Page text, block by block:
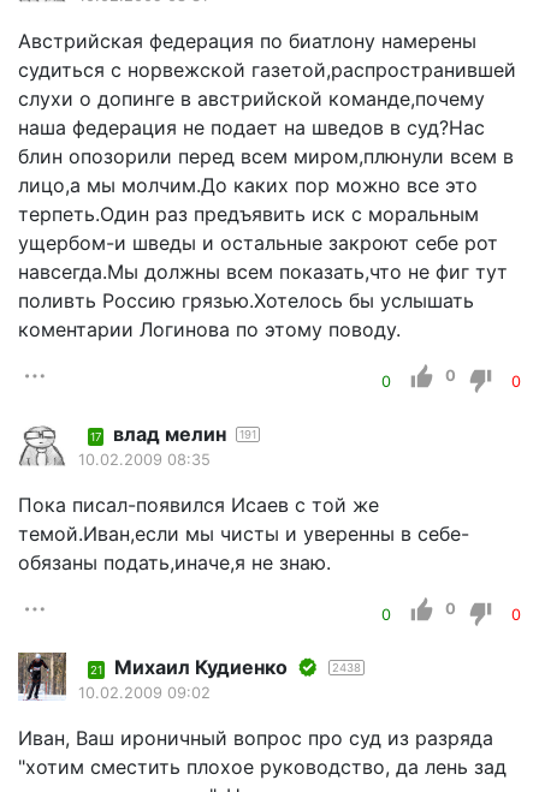
Австрийская федерация по биатлону намерены
судиться с норвежской газетой,распространившей
слухи о допинге в австрийской команде,почему
наша федерация не подает на шведов в суд?Нас
блин опозорили перед всем миром,плюнули всем в
лицо,а мы молчим.До каких пор можно все это
терпеть.Один раз предъявить иск с моральным
ущербом-и шведы и остальные закроют себе рот
навсегда.Мы должны всем показать,что не фиг тут
поливть Россию грязью.Хотелось бы услышать
коментарии Логинова по этому поводу.
0 0 0
17 влад мелин 191
10.02.2009 08:35
Пока писал-появился Исаев с той же
темой.Иван,если мы чисты и уверенны в себе-
обязаны подать,иначе,я не знаю.
0 0 0
21 Михаил Кудиенко 2438
10.02.2009 09:02
Иван, Ваш ироничный вопрос про суд из разряда
"хотим сместить плохое руководство, да лень зад